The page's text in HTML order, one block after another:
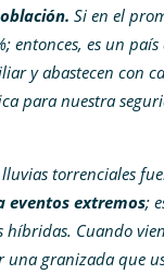
Si en el
entonces, es un
y abastecen con
para nuestra
torrenciales
eventos extremos;
Cuando
granizada que